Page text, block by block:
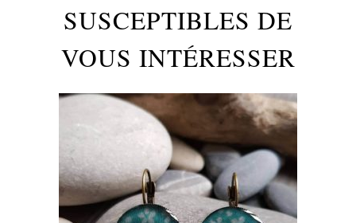
SUSCEPTIBLES DE
VOUS INTÉRESSER